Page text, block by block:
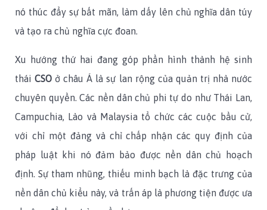
nó thúc đẩy sự bất mãn, làm dấy lên chủ nghĩa dân túy
và tạo ra chủ nghĩa cực đoan.
Xu hướng thứ hai đang góp phần hình thành hệ sinh
tháiCSO ở châu Á là sự lan rộng của quản trị nhà nước
chuyên quyền. Các nền dân chủ phi tự do như Thái Lan,
Campuchia, Lào và Malaysia tổ chức các cuộc bầu cử,
với chỉ một đảng và chỉ chấp nhận các quy định của
pháp luật khi nó đảm bảo được nền dân chủ hoạch
định. Sự tham nhũng, thiếu minh bạch là đặc trưng của
nền dân chủ kiểu này, và trấn áp là phương tiện được ưa